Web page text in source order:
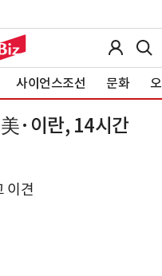
사이언스조선 문화
·이란, 14시간
이견